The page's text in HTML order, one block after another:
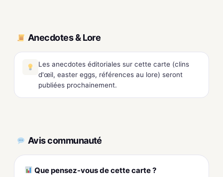
Anecdotes & Lore
Les anecdotes éditoriales sur cette carte (clins
d'œil, easter eggs, références au lore) seront
publiées prochainement.
Avis communauté
Que pensez-vous de cette carte ?